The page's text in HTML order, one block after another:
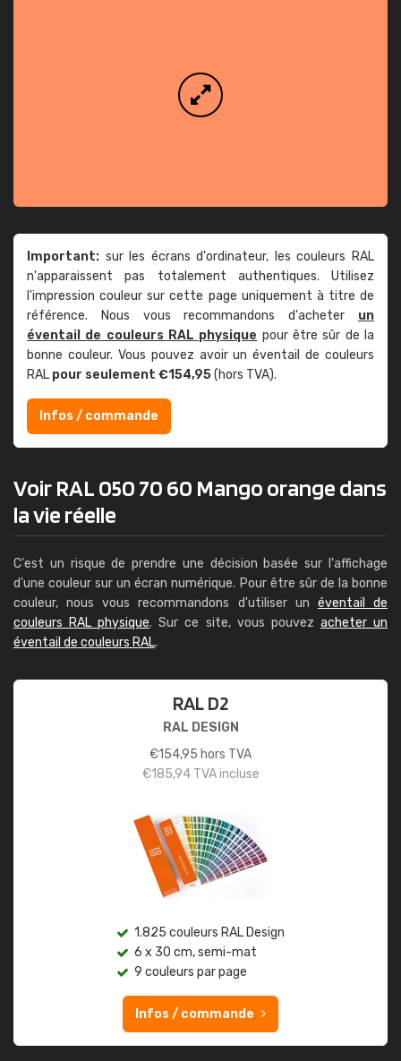
Important: sur les écrans d'ordinateur, les couleurs RAL
n'apparaissent pas totalement authentiques. Utilisez
l'impression couleur sur cette page uniquement à titre de
référence. Nous vous recommandons d'acheter un
éventail de couleurs RAL physique pour être sûr de la
bonne couleur. Vous pouvez avoir un éventail de couleurs
RAL pour seulement €154,95(hors TVA).
Infos / commande
Voir RAL 050 70 60 Mango orange dans
la vie réelle
C'est un risque de prendre une décision basée sur l'affichage
d'une couleur sur un écran numérique. Pour être sûr de la bonne
couleur, nous vous recommandons d'utiliser un éventail de
couleurs RAL physique. Sur ce site, vous pouvez acheter un
éventail de couleurs RAL.
RAL D2
RAL DESIGN
€154,95 hors TVA
€185,94TVA incluse
1.825 couleurs RAL Design
6 x 30 cm, semi-mat
9 couleurs par page
Infos / commande